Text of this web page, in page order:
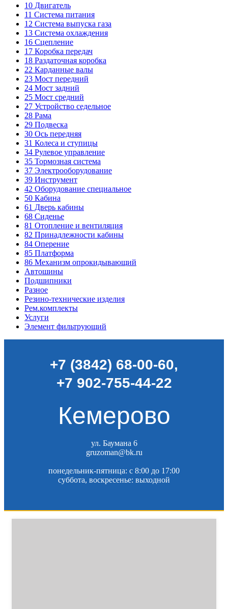
10 Двигатель
11 Система питания
12 Система выпуска газа
13 Система охлаждения
16 Сцепление
17 Коробка передач
18 Раздаточная коробка
22 Карданные валы
23 Мост передний
24 Мост задний
25 Мост средний
27 Устройство седельное
28 Рама
29 Подвеска
30 Ось передняя
31 Колеса и ступицы
34 Рулевое управление
35 Тормозная система
37 Электрооборудование
39 Инструмент
42 Оборудование специальное
50 Кабина
61 Дверь кабины
68 Сиденье
81 Отопление и вентиляция
82 Принадлежности кабины
84 Оперение
85 Платформа
86 Механизм опрокидывающий
Автошины
Подшипники
Разное
Резино-технические изделия
Рем.комплекты
Услуги
Элемент фильтрующий
+7 (3842) 68-00-60,
+7 902-755-44-22
Кемерово
ул. Баумана 6
gruzoman@bk.ru
понедельник-пятница: c 8:00 до 17:00
суббота, воскресенье: выходной